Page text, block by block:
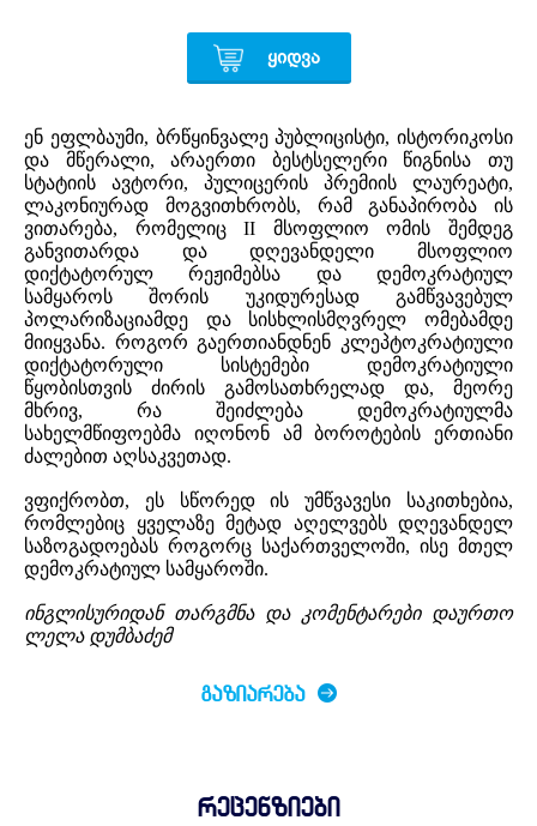
ᲧᲘᲓᲕᲐ
ენ ეფლბაუმი, ბრწყინვალე პუბლიცისტი, ისტორიკოსი
და მწერალი, არაერთი ბესტსელერი წიგნისა თუ
სტატიის ავტორი, პულიცერის პრემიის ლაურეატი,
ლაკონიურად მოგვითხრობს, რამ განაპირობა ის
ვითარება, რომელიც II მსოფლიო ომის შემდეგ
განვითარდა და დღევანდელი მსოფლიო
დიქტატორულ რეჟიმებსა და დემოკრატიულ
სამყაროს შორის უკიდურესად გამწვავებულ
პოლარიზაციამდე და სისხლისმღვრელ ომებამდე
მიიყვანა. როგორ გაერთიანდნენ კლეპტოკრატიული
დიქტატორული სისტემები დემოკრატიული
წყობისთვის ძირის გამოსათხრელად და, მეორე
მხრივ, რა შეიძლება დემოკრატიულმა
სახელმწიფოებმა იღონონ ამ ბოროტების ერთიანი
ძალებით აღსაკვეთად.
ვფიქრობთ, ეს სწორედ ის უმწვავესი საკითხებია,
რომლებიც ყველაზე მეტად აღელვებს დღევანდელ
საზოგადოებას როგორც საქართველოში, ისე მთელ
დემოკრატიულ სამყაროში.
ინგლისურიდან თარგმნა და კომენტარები დაურთო
ლელა დუმბაძემ
ᲒᲐᲖᲘᲐᲠᲔᲑᲐ
რეცენზიები